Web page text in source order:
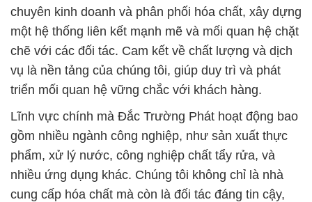
chuyên kinh doanh và phân phối hóa chất, xây dựng
một hệ thống liên kết mạnh mẽ và mối quan hệ chặt
chẽ với các đối tác. Cam kết về chất lượng và dịch
vụ là nền tảng của chúng tôi, giúp duy trì và phát
triển mối quan hệ vững chắc với khách hàng.
Lĩnh vực chính mà Đắc Trường Phát hoạt động bao
gồm nhiều ngành công nghiệp, như sản xuất thực
phẩm, xử lý nước, công nghiệp chất tẩy rửa, và
nhiều ứng dụng khác. Chúng tôi không chỉ là nhà
cung cấp hóa chất mà còn là đối tác đáng tin cậy,